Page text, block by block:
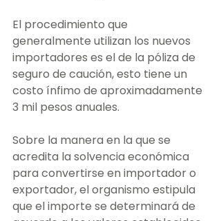
El procedimiento que
generalmente utilizan los nuevos
importadores es el de la póliza de
seguro de caución, esto tiene un
costo ínfimo de aproximadamente
3 mil pesos anuales.
Sobre la manera en la que se
acredita la solvencia económica
para convertirse en importador o
exportador, el organismo estipula
que el importe se determinará de